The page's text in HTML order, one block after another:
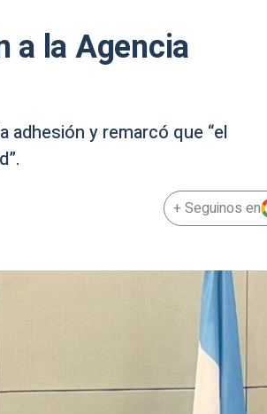
a la Agencia
adhesión y remarcó que “el
+ Seguinos en